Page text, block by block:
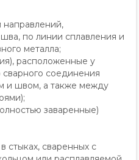
по линии сплавления и
металла;
расположенные у
соединения
и швом, а также между
заваренные)
стыках, сваренных с